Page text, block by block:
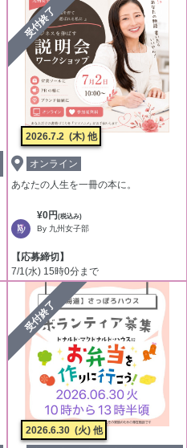
受付終了
2026.7.2 (木) 他
オンライン
あなたの人生を一冊の本に。
¥0円 (税込み)
By 九州女子部
【応募締切】
7/1(水) 15時0分まで
受付終了
2026.6.30 (火) 他